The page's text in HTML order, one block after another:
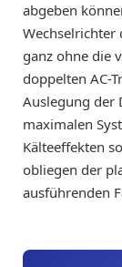
abgeben
Wechselrichter
ganz ohne die
doppelten AC-
Auslegung der
maximalen
Kälteeffekten
obliegen der
ausführenden